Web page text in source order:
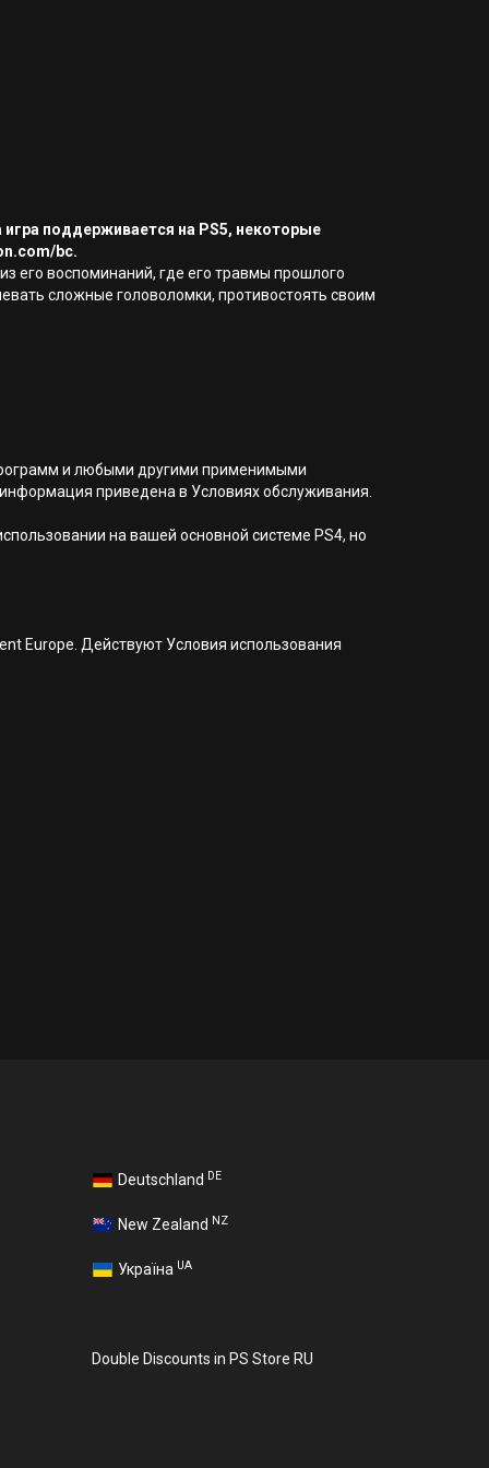
поддерживается на PS5, некоторые
bc.
его воспоминаний, где его травмы прошлого
сложные головоломки, противостоять своим
и любыми другими применимыми
приведена в Условиях обслуживания.
на вашей основной системе PS4, но
Europe. Действуют Условия использования
Deutschland DE
New Zealand NZ
Україна UA
Double Discounts in PS Store RU